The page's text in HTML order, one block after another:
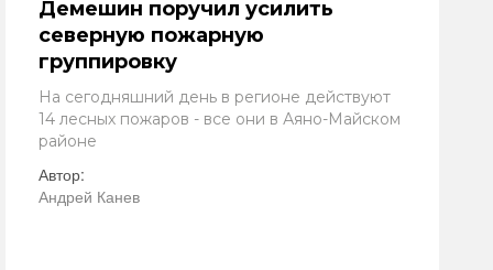
Демешин поручил усилить
северную пожарную
группировку
На сегодняшний день в регионе действуют
14 лесных пожаров - все они в Аяно-Майском
районе
Автор:
Андрей Канев